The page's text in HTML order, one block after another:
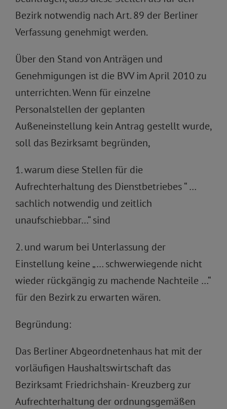
Bezirk notwendig nach Art. 89 der Berliner
Verfassung genehmigt werden.
Über den Stand von Anträgen und
Genehmigungen ist die BVV im April 2010 zu
unterrichten. Wenn für einzelne
Personalstellen der geplanten
Außeneinstellung kein Antrag gestellt wurde,
soll das Bezirksamt begründen,
1. warum diese Stellen für die
Aufrechterhaltung des Dienstbetriebes “ …
sachlich notwendig und zeitlich
unaufschiebbar…“ sind
2. und warum bei Unterlassung der
Einstellung keine „… schwerwiegende nicht
wieder rückgängig zu machende Nachteile …“
für den Bezirk zu erwarten wären.
Begründung:
Das Berliner Abgeordnetenhaus hat mit der
vorläufigen Haushaltswirtschaft das
Bezirksamt Friedrichshain- Kreuzberg zur
Aufrechterhaltung der ordnungsgemäßen